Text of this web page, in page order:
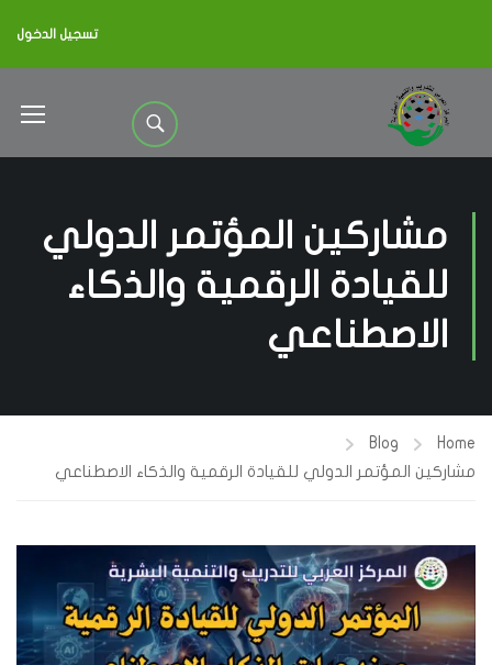
تسجيل الدخول
مشاركين المؤتمر الدولي
للقيادة الرقمية والذكاء
الاصطناعي
Home
Blog
مشاركين المؤتمر الدولي للقيادة الرقمية والذكاء الاصطناعي